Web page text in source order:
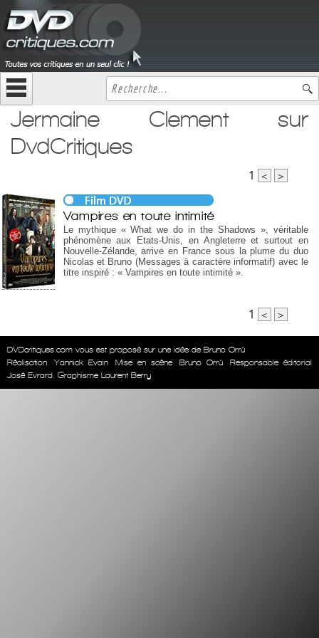
Jermaine Clement sur
DvdCritiques
1 < >
Vampires en toute intimité
Le mythique « What we do in the Shadows », véritable
phénomène aux Etats-Unis, en Angleterre et surtout en
Nouvelle-Zélande, arrive en France sous la plume du duo
Nicolas et Bruno (Messages à caractère informatif) avec le
titre inspiré : « Vampires en toute intimité ».
1 < >
DVDcritiques.com vous est proposé sur une idée de Bruno Orrú
Réalisation
Yannick Evain Mise en scène Bruno Orrú
Responsable éditorial
José Evrard. Graphisme Laurent Berry